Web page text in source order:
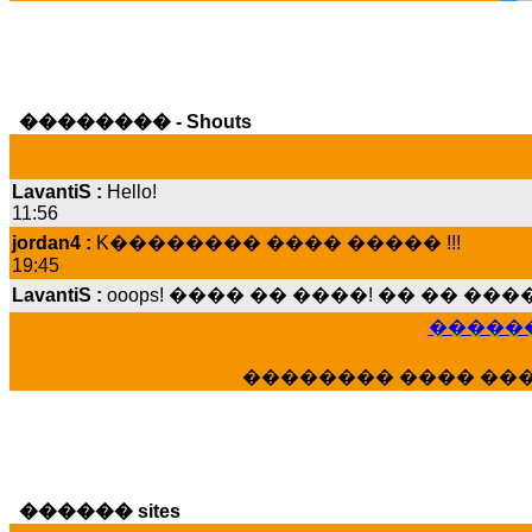
�������� - Shouts
11:56
jordan4 :
19:45
LavantiS :
���� ���; ���� ��� ��� ��������
veronica :E���� 2012 ��� ����� ���
�������� ����
������ sites